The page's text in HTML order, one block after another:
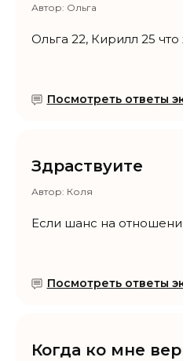
Автор: Ольга
Ольга 22, Кирилл 25 что
Посмотреть ответы
Здраствуите
Автор: Коля
Если шанс на
Посмотреть ответы
Когда ко мне